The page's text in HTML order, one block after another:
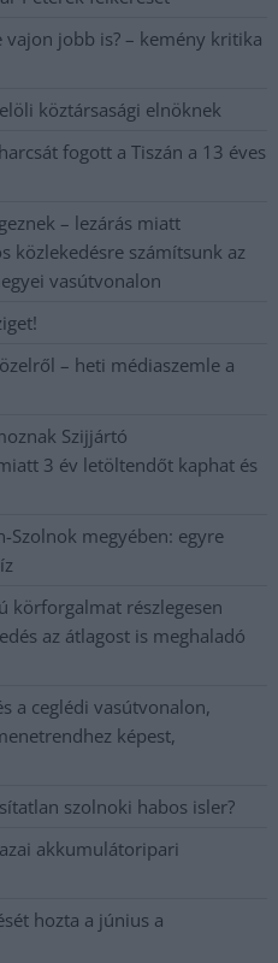
jobb is? – kemény kritika
köztársasági elnöknek
fogott a Tiszán a 13 éves
– lezárás miatt
közlekedésre számítsunk az
vasútvonalon
– heti médiaszemle a
Szijjártó
3 év letöltendőt kaphat és
Szolnok megyében: egyre
körforgalmat részlegesen
az átlagost is meghaladó
a ceglédi vasútvonalon,
képest,
szolnoki habos isler?
akkumulátoripari
hozta a június a